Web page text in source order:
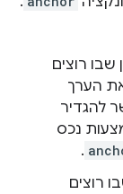
רוצים
הערך
.